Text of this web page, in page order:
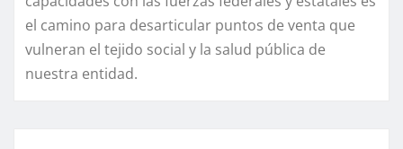
el camino para desarticular puntos de venta que
vulneran el tejido social y la salud pública de
nuestra entidad.